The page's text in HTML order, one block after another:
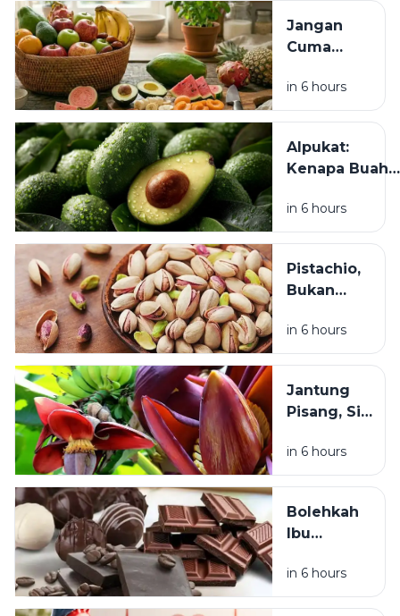
Alarm
untuk
Jangan
Cuma
Mental,
Usus Juga
Self-Care:
6 Buah Ini
Pilihan
in 6 hours
Alpukat:
Kenapa Buah
Favorit Banyak
Orang? Ini
Alasan di Balik
Popularitasnya
in 6 hours
Pistachio,
Bukan
Camilan
Mahal: Ini
untuk
Jantung,
Pencernaan
in 6 hours
Jantung
Pisang, Si
Makanan
Tradisional
Manfaat
untuk
in 6 hours
Bolehkah
Ibu
Makan
Cokelat?
in 6 hours